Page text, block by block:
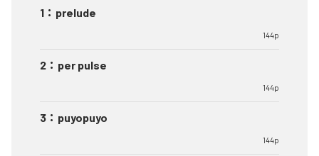
1 ： prelude
144p
2 ： per pulse
144p
3 ： puyopuyo
144p